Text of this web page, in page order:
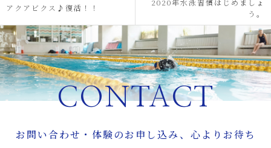
アクアビクス♪復活！！
う。
CONTACT
お問い合わせ・体験のお申し込み、心よりお待ち